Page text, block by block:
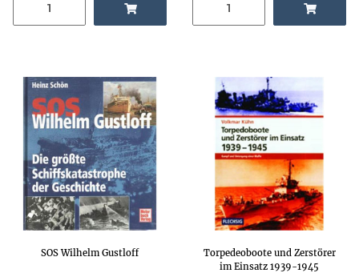
SOS Wilhelm Gustloff
Torpedeoboote und Zerstörer
im Einsatz 1939-1945